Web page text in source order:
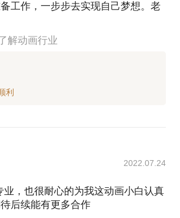
工作，一步步去实现自己梦想。老
解动画行业
2022.07.24
业，也很耐心的为我这动画小白认真
后续能有更多合作